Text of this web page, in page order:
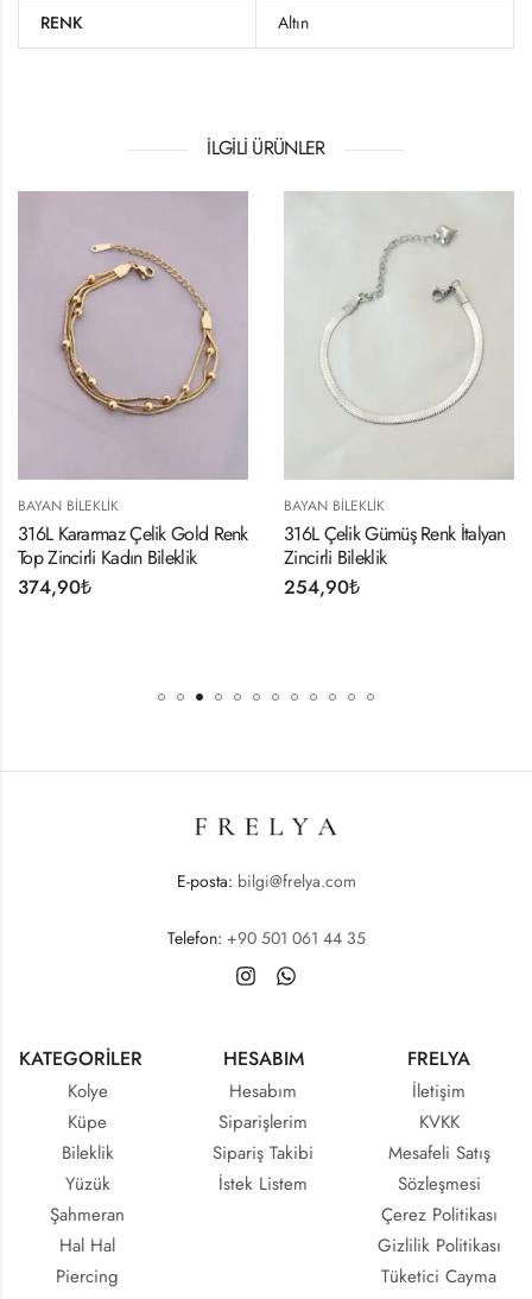
RENK Altın
İLGILI ÜRÜNLER
Çelik Gold Renk
Kadın Bileklik
BAYAN BILEKLIK
316L Çelik Gümüş Renk İtalyan
Zincirli Bileklik
316L
E-posta: bilgi@frelya.com
Telefon: +90 501 061 44 35
KATEGORİLER
Kolye
Küpe
Bileklik
Yüzük
Şahmeran
Hal Hal
Piercing
HESABIM
Hesabım
Siparişlerim
Sipariş Takibi
İstek Listem
FRELYA
İletişim
KVKK
Mesafeli Satış
Sözleşmesi
Çerez Politikası
Gizlilik Politikası
Tüketici Cayma